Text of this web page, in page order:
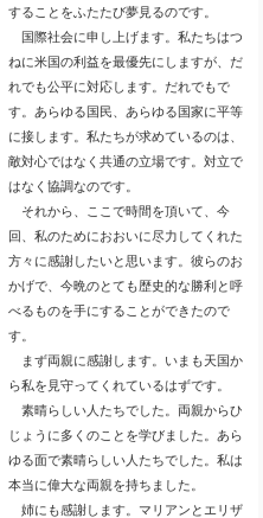
することをふたたび夢見るのです。
国際社会に申し上げます。私たちはつ
ねに米国の利益を最優先にしますが、だ
れでも公平に対応します。だれでもで
す。あらゆる国民、あらゆる国家に平等
に接します。私たちが求めているのは、
敵対心ではなく共通の立場です。対立で
はなく協調なのです。
それから、ここで時間を頂いて、今
回、私のためにおおいに尽力してくれた
方々に感謝したいと思います。彼らのお
かげで、今晩のとても歴史的な勝利と呼
べるものを手にすることができたので
す。
まず両親に感謝します。いまも天国か
ら私を見守ってくれているはずです。
素晴らしい人たちでした。両親からひ
じょうに多くのことを学びました。あら
ゆる面で素晴らしい人たちでした。私は
本当に偉大な両親を持ちました。
姉にも感謝します。マリアンとエリザ